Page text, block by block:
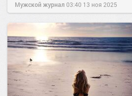
Мужской журнал 03:40 13 ноя 2025